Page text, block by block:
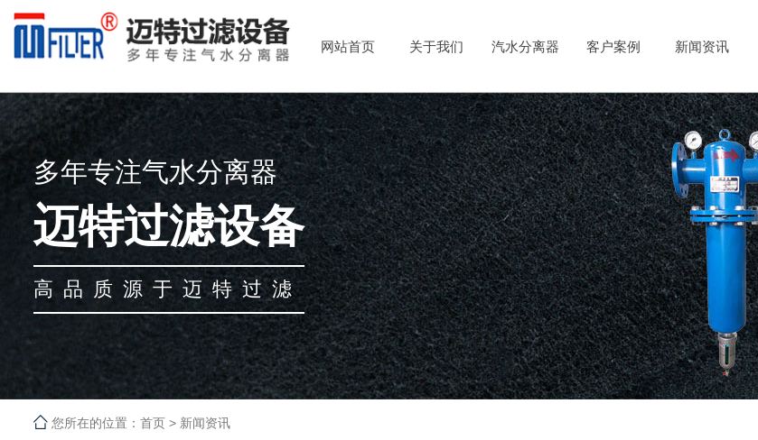
网站首页 关于我们 汽水分离器 客户案例 新闻资讯
多年专注气水分离器
迈特过滤设备
高品质源于迈特过滤
您所在的位置： 首页 > 新闻资讯